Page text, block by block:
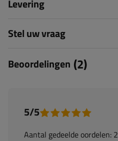
Levering
Stel uw vraag
Beoordelingen (2)
5/5
Aantal gedeelde oordelen: 2